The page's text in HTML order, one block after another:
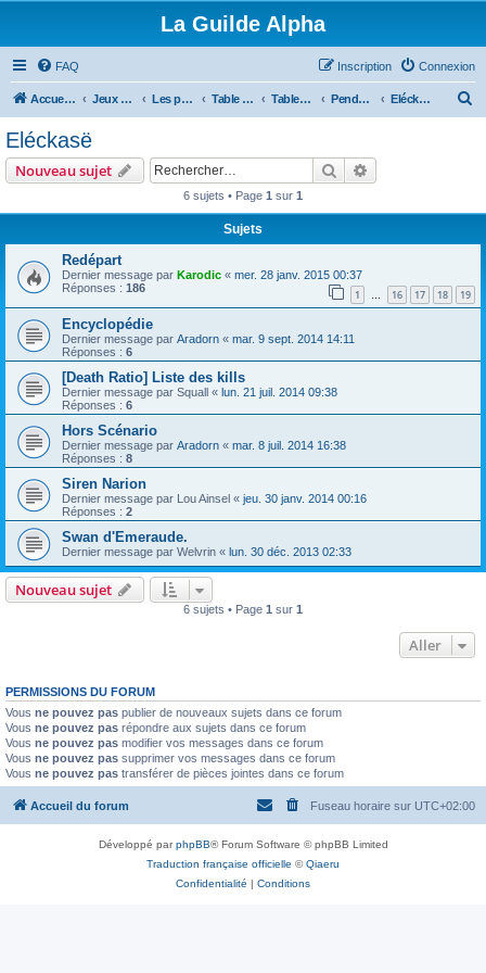
La Guilde Alpha
FAQ Connexion
Inscription
Accueil du forum Jeux de rôles Les parties de la Guilde Table en cours, à venir ou en pause Tables fini ou en pause Pendant ce temps là, a Veracruz Eléckasë
e
Eléckasë
Nouveau sujet Rechercher
6 sujets • Page 1 sur 1
Sujets
Redépart
Dernier message par Karodic « mer. 28 janv. 2015 00:37
Réponses : 186 1 … 16 17 18 19
Encyclopédie
Dernier message par Aradorn « mar. 9 sept. 2014 14:11
Réponses : 6
[Death Ratio] Liste des kills
Dernier message par Squall « lun. 21 juil. 2014 09:38
Réponses : 6
Hors Scénario
Dernier message par Aradorn « mar. 8 juil. 2014 16:38
Réponses : 8
Siren Narion
Dernier message par Lou Ainsel « jeu. 30 janv. 2014 00:16
Réponses : 2
Swan d'Emeraude.
Dernier message par Welvrin « lun. 30 déc. 2013 02:33
Nouveau sujet
6 sujets • Page 1 sur 1
Aller
PERMISSIONS DU FORUM
Vous ne pouvez pas publier de nouveaux sujets dans ce forum
Vous ne pouvez pas répondre aux sujets dans ce forum
Vous ne pouvez pas modifier vos messages dans ce forum
Vous ne pouvez pas supprimer vos messages dans ce forum
Vous ne pouvez pas transférer de pièces jointes dans ce forum
Accueil du forum Fuseau horaire sur UTC+02:00
Développé parphpBB® Forum Software © phpBB Limited
Traduction française officielle ©Qiaeru
Confidentialité | Conditions